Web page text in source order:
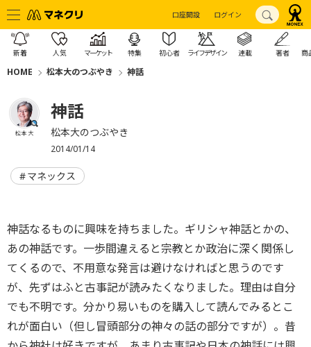
口座開設 ログイン
新着 人気 マーケット 特集 初心者 ライフデザイン 連載 著者 商
HOME 松本大のつぶやき 神話
松本 大
神話
松本大のつぶやき
2014/01/14
マネックス
神話なるものに興味を持ちました。ギリシャ神話とかの、
あの神話です。一歩間違えると宗教とか政治に深く関係し
てくるので、不用意な発言は避けなければと思うのです
が、先ずはふと古事記が読みたくなりました。理由は自分
でも不明です。分かり易いものを購入して読んでみるとこ
れが面白い（但し冒頭部分の神々の話の部分ですが）。昔